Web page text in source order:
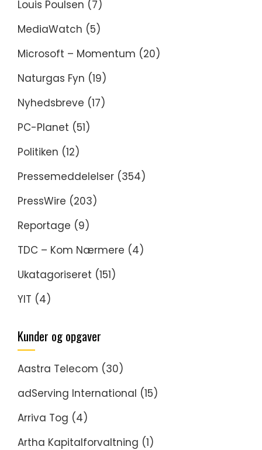
Louis Poulsen (7)
MediaWatch (5)
Microsoft – Momentum (20)
Naturgas Fyn (19)
Nyhedsbreve (17)
PC-Planet (51)
Politiken (12)
Pressemeddelelser (354)
PressWire (203)
Reportage (9)
TDC – Kom Nærmere (4)
Ukatagoriseret (151)
YIT (4)
Kunder og opgaver
Aastra Telecom (30)
adServing International (15)
Arriva Tog (4)
Artha Kapitalforvaltning (1)